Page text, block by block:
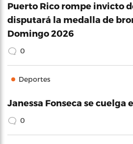
Puerto Rico rompe invicto
disputará la medalla de
Domingo 2026
0
Deportes
Janessa Fonseca se cuelga
0